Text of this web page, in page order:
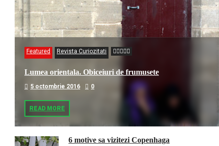
Featured Revista Curiozitati
Lumea orientala. Obiceiuri de frumusete
5 octombrie 2016 0
READ MORE
6 motive sa vizitezi Copenhaga